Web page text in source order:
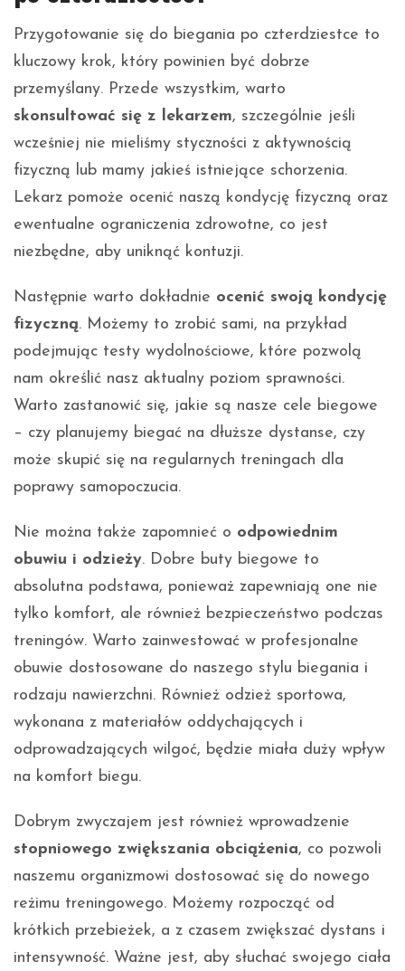
Przygotowanie się do biegania po czterdziestce to
kluczowy krok, który powinien być dobrze
przemyślany. Przede wszystkim, warto
skonsultować się z lekarzem, szczególnie jeśli
wcześniej nie mieliśmy styczności z aktywnością
fizyczną lub mamy jakieś istniejące schorzenia.
Lekarz pomoże ocenić naszą kondycję fizyczną oraz
ewentualne ograniczenia zdrowotne, co jest
niezbędne, aby uniknąć kontuzji.
Następnie warto dokładnie ocenić swoją kondycję
fizyczną. Możemy to zrobić sami, na przykład
podejmując testy wydolnościowe, które pozwolą
nam określić nasz aktualny poziom sprawności.
Warto zastanowić się, jakie są nasze cele biegowe
– czy planujemy biegać na dłuższe dystanse, czy
może skupić się na regularnych treningach dla
poprawy samopoczucia.
Nie można także zapomnieć o odpowiednim
obuwiu i odzieży. Dobre buty biegowe to
absolutna podstawa, ponieważ zapewniają one nie
tylko komfort, ale również bezpieczeństwo podczas
treningów. Warto zainwestować w profesjonalne
obuwie dostosowane do naszego stylu biegania i
rodzaju nawierzchni. Również odzież sportowa,
wykonana z materiałów oddychających i
odprowadzających wilgoć, będzie miała duży wpływ
na komfort biegu.
Dobrym zwyczajem jest również wprowadzenie
stopniowego zwiększania obciążenia, co pozwoli
naszemu organizmowi dostosować się do nowego
reżimu treningowego. Możemy rozpocząć od
krótkich przebieżek, a z czasem zwiększać dystans i
intensywność. Ważne jest, aby słuchać swojego ciała